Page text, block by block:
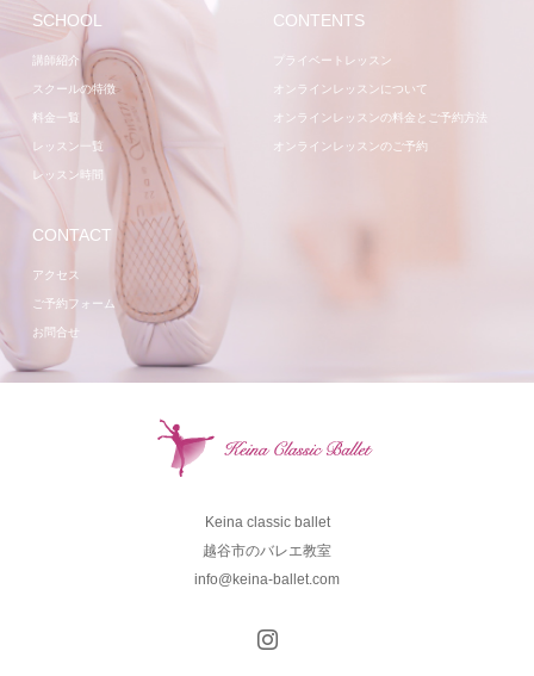
SCHOOL
講師紹介
スクールの特徴
料金一覧
レッスン一覧
レッスン時間
CONTENTS
プライベートレッスン
オンラインレッスンについて
オンラインレッスンの料金とご予約方法
オンラインレッスンのご予約
CONTACT
アクセス
ご予約フォーム
お問合せ
Keina classic ballet
越谷市のバレエ教室
info@keina-ballet.com